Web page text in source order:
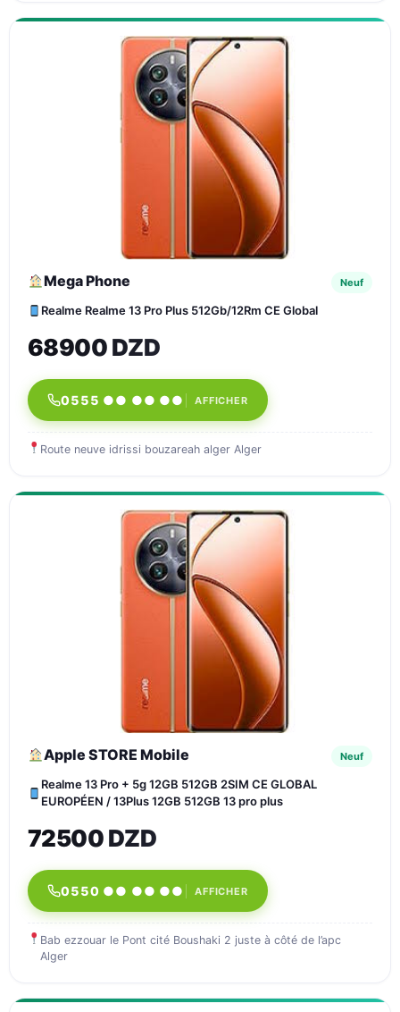
Mega Phone Neuf
Realme Realme 13 Pro Plus 512Gb/12Rm CE Global
68900 DZD
0555 ●● ●● ●● AFFICHER
Route neuve idrissi bouzareah alger Alger
Apple STORE Mobile Neuf
Realme 13 Pro + 5g 12GB 512GB 2SIM CE GLOBAL
EUROPÉEN / 13Plus 12GB 512GB 13 pro plus
72500 DZD
0550 ●● ●● ●● AFFICHER
Bab ezzouar le Pont cité Boushaki 2 juste à côté de l’apc
Alger